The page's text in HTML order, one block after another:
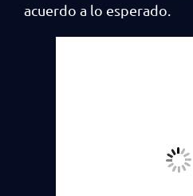
acuerdo a lo esperado.